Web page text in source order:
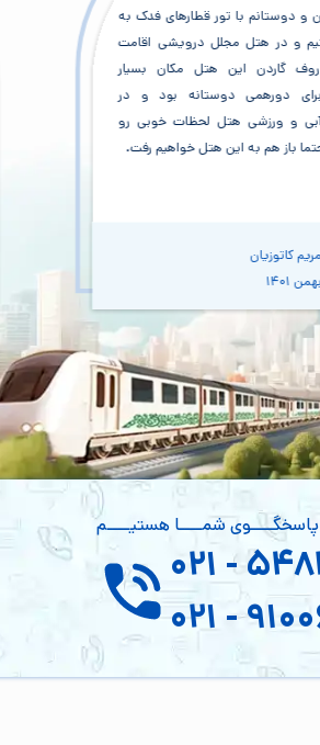
و دوستانم با تور قطارهای فدک به
و در هتل مجلل درویشی اقامت
گاردن این هتل مکان بسیار
دورهمی دوستانه بود و در
و ورزشی هتل لحظات خوبی رو
باز هم به این هتل خواهیم رفت.
مریم کاتوزیان
بهمن ۱۴۰1
شمــــا هستیــــم
۰۲۱ -
۰۲۱ -